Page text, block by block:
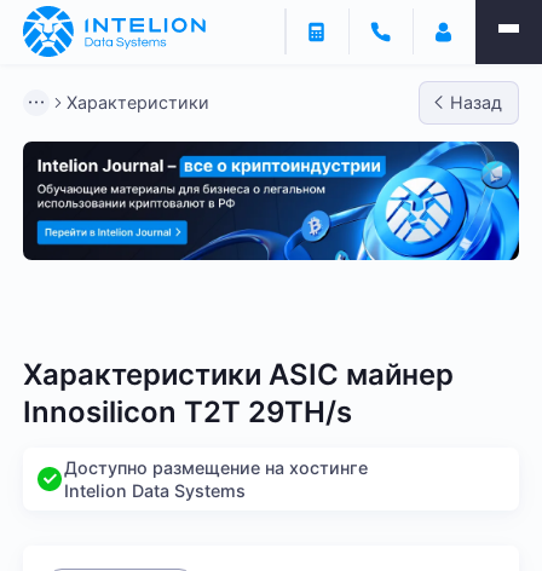
Характеристики Назад
Характеристики ASIC майнер
Innosilicon T2T 29TH/s
Доступно размещение на хостинге
Intelion Data Systems